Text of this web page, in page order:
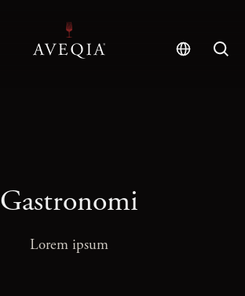
Gastronomi
Lorem ipsum